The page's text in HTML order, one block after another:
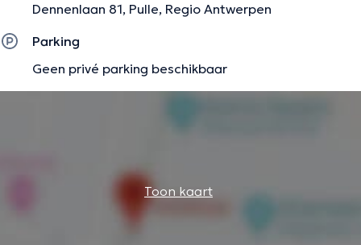
Dennenlaan 81, Pulle, Regio Antwerpen
Parking
Geen privé parking beschikbaar
Toon kaart